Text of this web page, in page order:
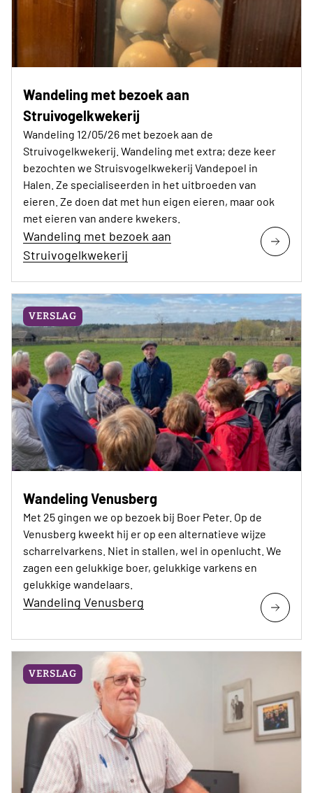
Wandeling met bezoek aan
Struivogelkwekerij
Wandeling 12/05/26 met bezoek aan de
Struivogelkwekerij. Wandeling met extra; deze keer
bezochten we Struisvogelkwekerij Vandepoel in
Halen. Ze specialiseerden in het uitbroeden van
eieren. Ze doen dat met hun eigen eieren, maar ook
met eieren van andere kwekers.
Wandeling met bezoek aan
Struivogelkwekerij
VERSLAG
Wandeling Venusberg
Met 25 gingen we op bezoek bij Boer Peter. Op de
Venusberg kweekt hij er op een alternatieve wijze
scharrelvarkens. Niet in stallen, wel in openlucht. We
zagen een gelukkige boer, gelukkige varkens en
gelukkige wandelaars.
Wandeling Venusberg
VERSLAG